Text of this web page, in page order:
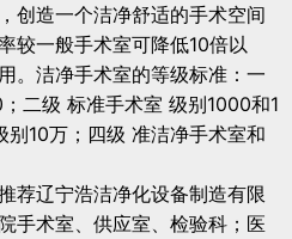
创造一个洁净舒适的手术空间
较一般手术室可降低10倍以
。 洁净手术室的等级标准：一
二级 标准手术室 级别1000和1
10万；四级 准洁净手术室和
荐辽宁浩洁净化设备制造有限
手术室、供应室、检验科；医